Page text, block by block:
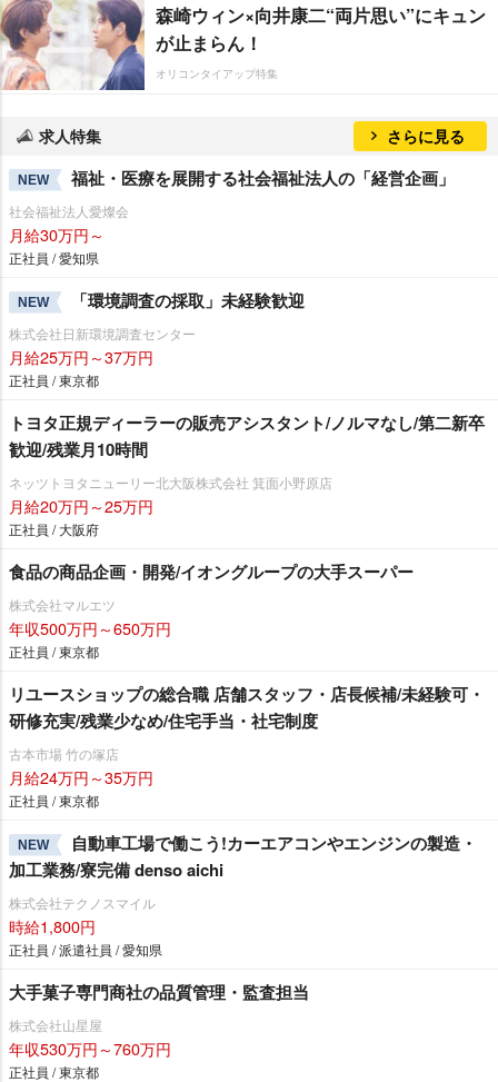
森崎ウィン×向井康二“両片思い”にキュン
が止まらん！
オリコンタイアップ特集
求人特集 さらに見る
NEW 福祉・医療を展開する社会福祉法人の「経営企画」
社会福祉法人愛燦会
月給30万円～
正社員 / 愛知県
NEW 「環境調査の採取」未経験歓迎
株式会社日新環境調査センター
月給25万円～37万円
正社員 / 東京都
トヨタ正規ディーラーの販売アシスタント/ノルマなし/第二新卒
歓迎/残業月10時間
ネッツトヨタニューリー北大阪株式会社 箕面小野原店
月給20万円～25万円
正社員 / 大阪府
食品の商品企画・開発/イオングループの大手スーパー
株式会社マルエツ
年収500万円～650万円
正社員 / 東京都
リユースショップの総合職 店舗スタッフ・店長候補/未経験可・
研修充実/残業少なめ/住宅手当・社宅制度
古本市場 竹の塚店
月給24万円～35万円
正社員 / 東京都
NEW
自動車工場で働こう!カーエアコンやエンジンの製造・
加工業務/寮完備 denso aichi
株式会社テクノスマイル
時給1,800円
正社員 / 派遣社員 / 愛知県
大手菓子専門商社の品質管理・監査担当
株式会社山星屋
年収530万円～760万円
正社員 / 東京都